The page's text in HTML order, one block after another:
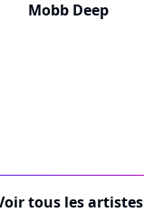
Mobb Deep
tous les artistes